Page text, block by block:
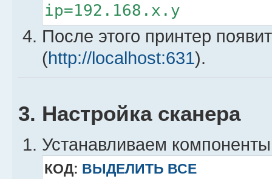
ip=192.168.x.y
HP Fax URI: hpfax:/net/
ip=192.168.x.y
Done.
После этого принтер
(http://localhost:631).
3. Настройка сканера
Устанавливаем
КОД: ВЫДЕЛИТЬ ВСЕ